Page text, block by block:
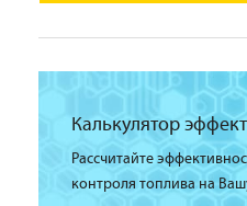
Калькулятор
Рассчитайте
контроля топлива на